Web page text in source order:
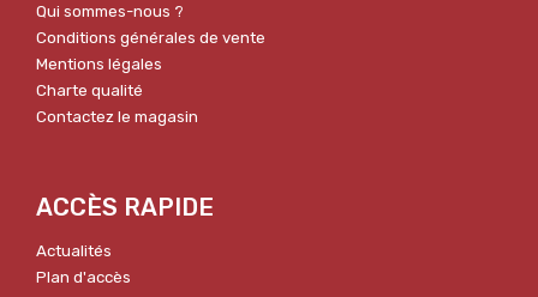
Qui sommes-nous ?
Conditions générales de vente
Mentions légales
Charte qualité
Contactez le magasin
ACCÈS RAPIDE
Actualités
Plan d'accès